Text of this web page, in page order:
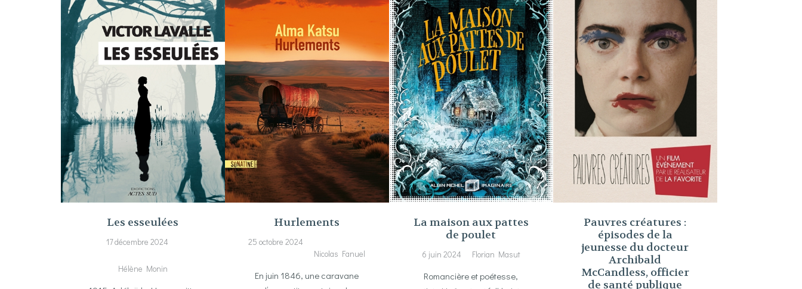
Les esseulées
17 décembre 2024
Hélène Monin
Hurlements
25 octobre 2024
Nicolas Fanuel
En juin 1846, une caravane
La maison aux pattes
de poulet
6 juin 2024 Florian Masut
Romancière et poétesse,
Pauvres créatures :
épisodes de la
jeunesse du docteur
Archibald
McCandless, officier
de santé publique